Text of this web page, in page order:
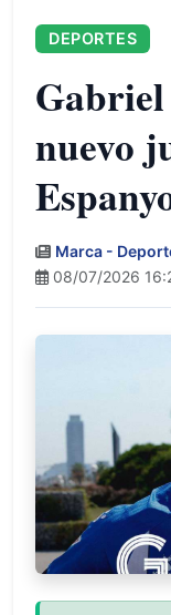
DEPORTES
nuevo
Marca -
08/07/2026